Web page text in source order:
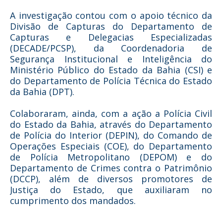
A investigação contou com o apoio técnico da
Divisão de Capturas do Departamento de
Capturas e Delegacias Especializadas
(DECADE/PCSP), da Coordenadoria de
Segurança Institucional e Inteligência do
Ministério Público do Estado da Bahia (CSI) e
do Departamento de Polícia Técnica do Estado
da Bahia (DPT).
Colaboraram, ainda, com a ação a Polícia Civil
do Estado da Bahia, através do Departamento
de Polícia do Interior (DEPIN), do Comando de
Operações Especiais (COE), do Departamento
de Polícia Metropolitano (DEPOM) e do
Departamento de Crimes contra o Patrimônio
(DCCP), além de diversos promotores de
Justiça do Estado, que auxiliaram no
cumprimento dos mandados.